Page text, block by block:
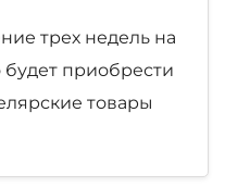
трех недель на
приобрести
товары